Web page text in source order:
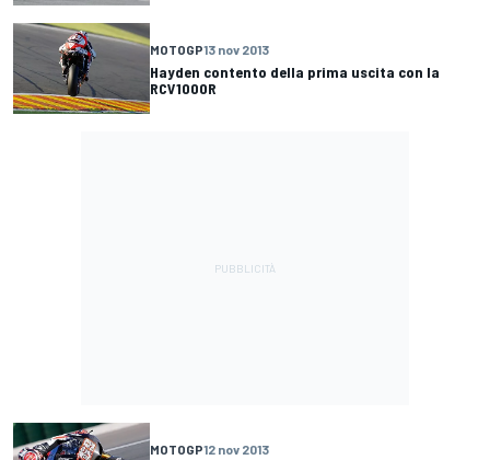
MOTOGP13 nov 2013
Hayden contento della prima uscita con la
RCV1000R
MOTOGP12 nov 2013